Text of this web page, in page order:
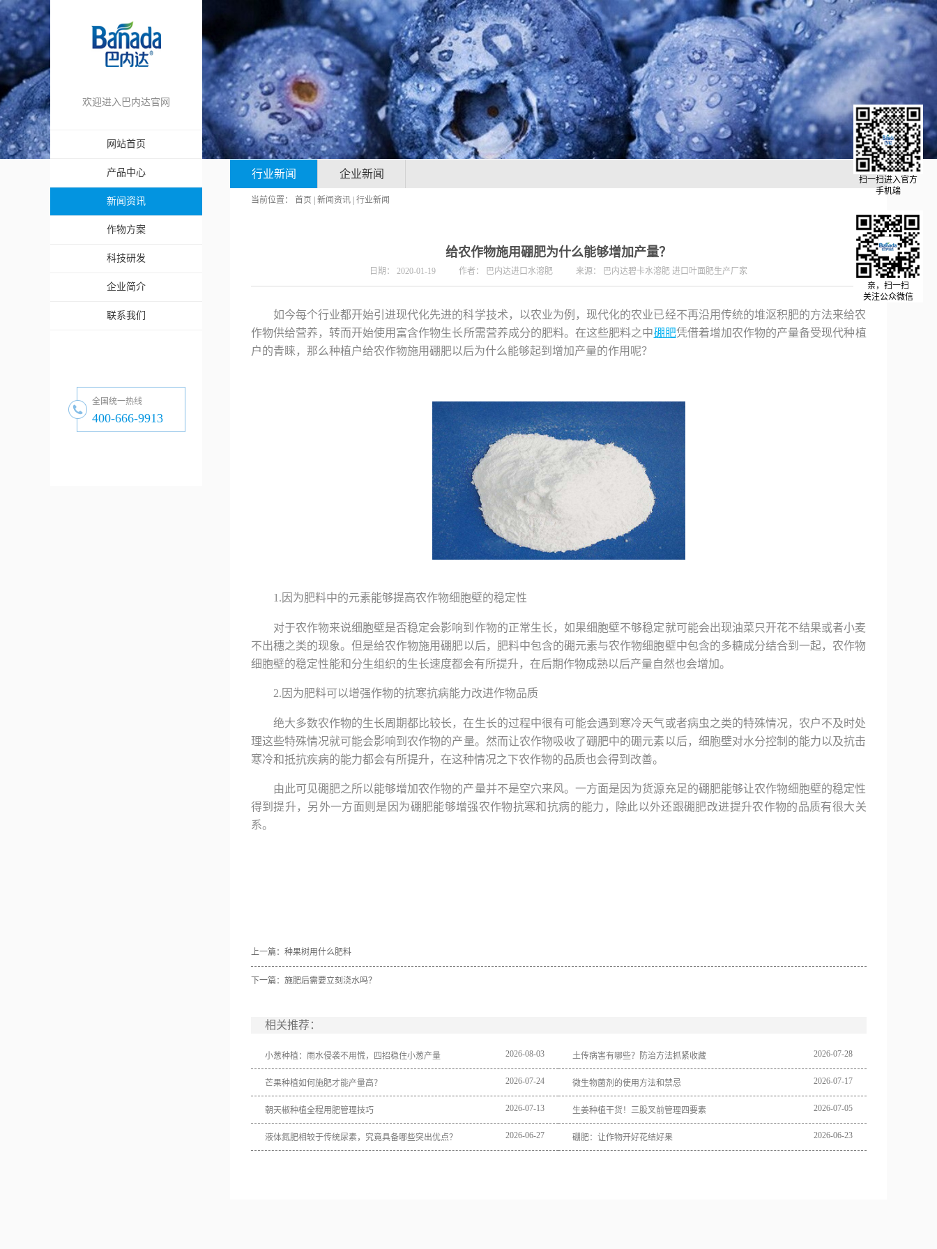
欢迎进入巴内达官网
网站首页
产品中心
新闻资讯
作物方案
科技研发
企业简介
联系我们
全国统一热线
400-666-9913
亲，扫一扫
关注公众微信
行业新闻 企业新闻
当前位置： 首页 新闻资讯 行业新闻
给农作物施用硼肥为什么能够增加产量？
日期： 2020-01-19 作者： 巴内达进口水溶肥 来源： 巴内达碧卡水溶肥 进口叶面肥生产厂家
如今每个行业都开始引进现代化先进的科学技术，以农业为例，现代化的农业已经不再沿用传统的堆沤积肥的方法来给农
作物供给营养，转而开始使用富含作物生长所需营养成分的肥料。在这些肥料之中硼肥凭借着增加农作物的产量备受现代种植
户的青睐，那么种植户给农作物施用硼肥以后为什么能够起到增加产量的作用呢？
1.因为肥料中的元素能够提高农作物细胞壁的稳定性
对于农作物来说细胞壁是否稳定会影响到作物的正常生长，如果细胞壁不够稳定就可能会出现油菜只开花不结果或者小麦
不出穗之类的现象。但是给农作物施用硼肥以后，肥料中包含的硼元素与农作物细胞壁中包含的多糖成分结合到一起，农作物
细胞壁的稳定性能和分生组织的生长速度都会有所提升，在后期作物成熟以后产量自然也会增加。
2.因为肥料可以增强作物的抗寒抗病能力改进作物品质
绝大多数农作物的生长周期都比较长，在生长的过程中很有可能会遇到寒冷天气或者病虫之类的特殊情况，农户不及时处
理这些特殊情况就可能会影响到农作物的产量。然而让农作物吸收了硼肥中的硼元素以后，细胞壁对水分控制的能力以及抗击
寒冷和抵抗疾病的能力都会有所提升，在这种情况之下农作物的品质也会得到改善。
由此可见硼肥之所以能够增加农作物的产量并不是空穴来风。一方面是因为货源充足的硼肥能够让农作物细胞壁的稳定性
得到提升，另外一方面则是因为硼肥能够增强农作物抗寒和抗病的能力，除此以外还跟硼肥改进提升农作物的品质有很大关
系。
上一篇： 种果树用什么肥料
下一篇： 施肥后需要立刻浇水吗？
相关推荐：
小葱种植：雨水侵袭不用慌，四招稳住小葱产量 2026-08-03 土传病害有哪些？防治方法抓紧收藏 2026-07-28
芒果种植如何施肥才能产量高？ 2026-07-24 微生物菌剂的使用方法和禁忌 2026-07-17
朝天椒种植全程用肥管理技巧 2026-07-13 生姜种植干货！三股叉前管理四要素 2026-07-05
液体氮肥相较于传统尿素，究竟具备哪些突出优点？ 2026-06-27 硼肥：让作物开好花结好果 2026-06-23
扫一扫进入官方
手机端